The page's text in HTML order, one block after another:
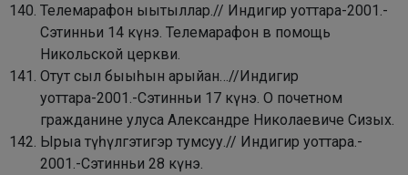
Телемарафон ыытыллар.// Индигир уоттара-2001.-
Сэтинньи 14 күнэ. Телемарафон в помощь
Никольской церкви.
Отут сыл быыһын арыйан…//Индигир
уоттара-2001.-Сэтинньи 17 күнэ. О почетном
гражданине улуса Александре Николаевиче Сизых.
Ырыа түһүлгэтигэр тумсуу.// Индигир уоттара.-
2001.-Сэтинньи 28 күнэ.